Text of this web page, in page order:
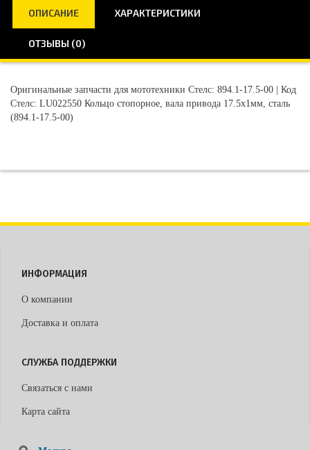
ОПИСАНИЕ ХАРАКТЕРИСТИКИ
ОТЗЫВЫ (0)
Оригинальные запчасти для мототехники Стелс: 894.1-17.5-00 | Код
Стелс: LU022550 Кольцо стопорное, вала привода 17.5x1мм, сталь
(894.1-17.5-00)
ИНФОРМАЦИЯ
О компании
Доставка и оплата
СЛУЖБА ПОДДЕРЖКИ
Связаться с нами
Карта сайта